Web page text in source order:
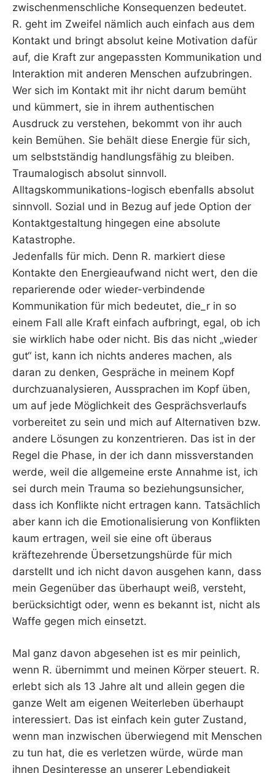
zwischenmenschliche Konsequenzen bedeutet.
R. geht im Zweifel nämlich auch einfach aus dem
Kontakt und bringt absolut keine Motivation dafür
auf, die Kraft zur angepassten Kommunikation und
Interaktion mit anderen Menschen aufzubringen.
Wer sich im Kontakt mit ihr nicht darum bemüht
und kümmert, sie in ihrem authentischen
Ausdruck zu verstehen, bekommt von ihr auch
kein Bemühen. Sie behält diese Energie für sich,
um selbstständig handlungsfähig zu bleiben.
Traumalogisch absolut sinnvoll.
Alltagskommunikations-logisch ebenfalls absolut
sinnvoll. Sozial und in Bezug auf jede Option der
Kontaktgestaltung hingegen eine absolute
Katastrophe.
Jedenfalls für mich. Denn R. markiert diese
Kontakte den Energieaufwand nicht wert, den die
reparierende oder wieder-verbindende
Kommunikation für mich bedeutet, die_r in so
einem Fall alle Kraft einfach aufbringt, egal, ob ich
sie wirklich habe oder nicht. Bis das nicht „wieder
gut“ ist, kann ich nichts anderes machen, als
daran zu denken, Gespräche in meinem Kopf
durchzuanalysieren, Aussprachen im Kopf üben,
um auf jede Möglichkeit des Gesprächsverlaufs
vorbereitet zu sein und mich auf Alternativen bzw.
andere Lösungen zu konzentrieren. Das ist in der
Regel die Phase, in der ich dann missverstanden
werde, weil die allgemeine erste Annahme ist, ich
sei durch mein Trauma so beziehungsunsicher,
dass ich Konflikte nicht ertragen kann. Tatsächlich
aber kann ich die Emotionalisierung von Konflikten
kaum ertragen, weil sie eine oft überaus
kräftezehrende Übersetzungshürde für mich
darstellt und ich nicht davon ausgehen kann, dass
mein Gegenüber das überhaupt weiß, versteht,
berücksichtigt oder, wenn es bekannt ist, nicht als
Waffe gegen mich einsetzt.
Mal ganz davon abgesehen ist es mir peinlich,
wenn R. übernimmt und meinen Körper steuert. R.
erlebt sich als 13 Jahre alt und allein gegen die
ganze Welt am eigenen Weiterleben überhaupt
interessiert. Das ist einfach kein guter Zustand,
wenn man inzwischen überwiegend mit Menschen
zu tun hat, die es verletzen würde, würde man
ihnen Desinteresse an unserer Lebendigkeit